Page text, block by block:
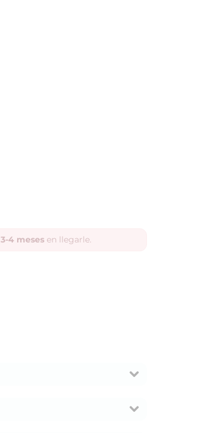
3-4 mesesen llegarle.